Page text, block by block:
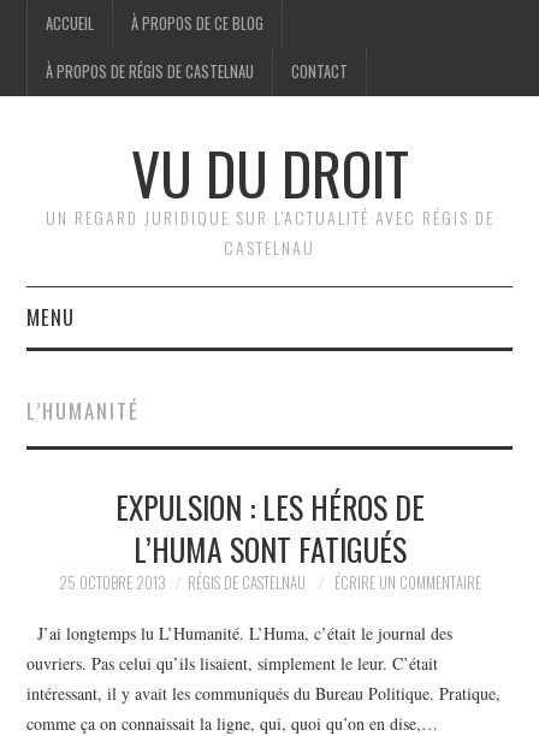
ACCUEIL À PROPOS DE CE BLOG
À PROPOS DE RÉGIS DE CASTELNAU CONTACT
VU DU DROIT
UN REGARD JURIDIQUE SUR L'ACTUALITÉ AVEC RÉGIS DE
CASTELNAU
MENU
BRÈVES
JURIDIQUE
POLITIQUE
HISTOIRE
CULTURE
L’HUMANITÉ
EXPULSION : LES HÉROS DE
L’HUMA SONT FATIGUÉS
25 OCTOBRE 2013 RÉGIS DE CASTELNAU ÉCRIRE UN COMMENTAIRE
J’ai longtemps lu L’Humanité. L’Huma, c’était le journal des
ouvriers. Pas celui qu’ils lisaient, simplement le leur. C’était
intéressant, il y avait les communiqués du Bureau Politique. Pratique,
comme ça on connaissait la ligne, qui, quoi qu’on en dise,…